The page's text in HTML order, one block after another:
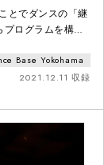
とでダンスの「継
ログラムを構成
Yokohama、愛
芸術劇場にて初
日本を代表するダ
田利規と取
Base Yokohama
2021.12.11 収録